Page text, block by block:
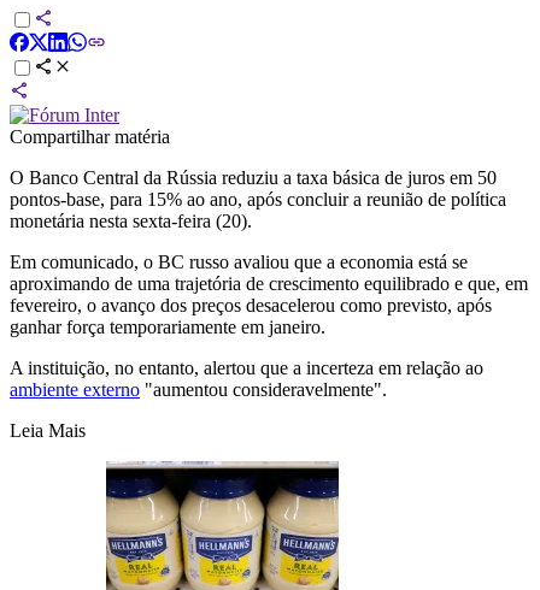
Compartilhar matéria
O Banco Central da Rússia reduziu a taxa básica de juros em 50
pontos-base, para 15% ao ano, após concluir a reunião de política
monetária nesta sexta-feira (20).
Em comunicado, o BC russo avaliou que a economia está se
aproximando de uma trajetória de crescimento equilibrado e que, em
fevereiro, o avanço dos preços desacelerou como previsto, após
ganhar força temporariamente em janeiro.
A instituição, no entanto, alertou que a incerteza em relação ao
ambiente externo "aumentou consideravelmente".
Leia Mais